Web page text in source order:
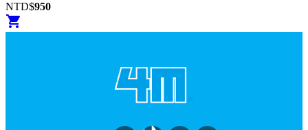
NTD$950
shopping_cart